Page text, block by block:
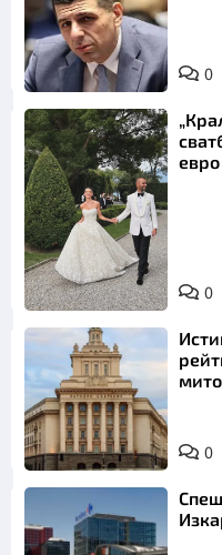
0
Снимка:
Инстаграм
0
0